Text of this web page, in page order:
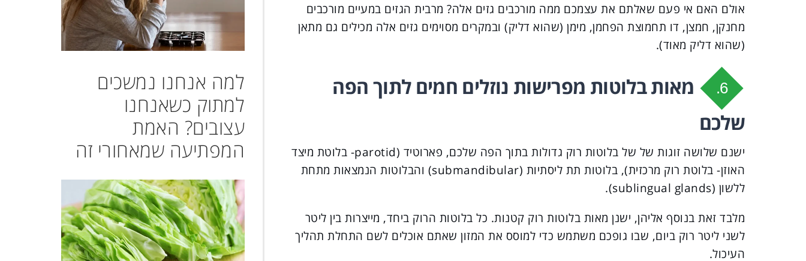
אולם האם אי פעם שאלתם את עצמכם ממה מורכבים גזים אלה? מרבית הגזים במעיים מורכבים
מחנקן, חמצן, דו תחמוצת הפחמן, מימן (שהוא דליק) ובמקרים מסוימים גזים אלה מכילים גם מתאן
(שהוא דליק מאוד).
6.
מאות בלוטות מפרישות נוזלים חמים לתוך הפה
שלכם
ישנם שלושה זוגות של של בלוטות רוק גדולות בתוך הפה שלכם, פארוטיד (parotid- בלוטת מיצד
האוזן- בלוטת רוק מרכזית), בלוטות תת ליסתיות (submandibular) והבלוטות הנמצאות מתחת
ללשון (sublingual glands).
מלבד זאת בנוסף אליהן, ישנן מאות בלוטות רוק קטנות. כל בלוטות הרוק ביחד, מייצרות בין ליטר
לשני ליטר רוק ביום, שבו גופכם משתמש כדי למוסס את המזון שאתם אוכלים לשם התחלת תהליך
העיכול.
למה אנחנו נמשכים
למתוק כשאנחנו
עצובים? האמת
המפתיעה שמאחורי זה